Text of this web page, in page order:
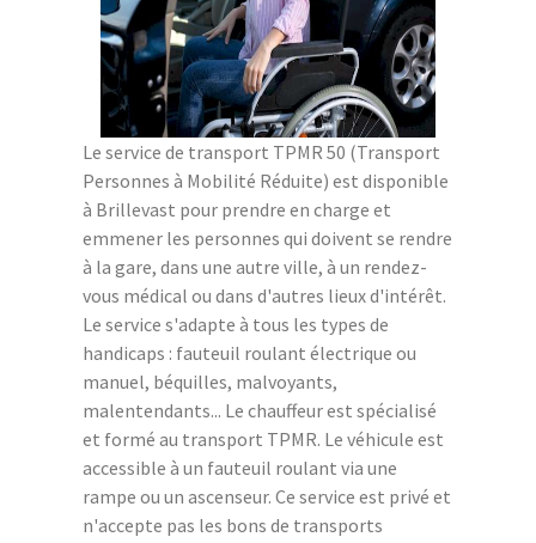
Le service de transport TPMR 50 (Transport
Personnes à Mobilité Réduite) est disponible
à Brillevast pour prendre en charge et
emmener les personnes qui doivent se rendre
à la gare, dans une autre ville, à un rendez-
vous médical ou dans d'autres lieux d'intérêt.
Le service s'adapte à tous les types de
handicaps : fauteuil roulant électrique ou
manuel, béquilles, malvoyants,
malentendants... Le chauffeur est spécialisé
et formé au transport TPMR. Le véhicule est
accessible à un fauteuil roulant via une
rampe ou un ascenseur. Ce service est privé et
n'accepte pas les bons de transports